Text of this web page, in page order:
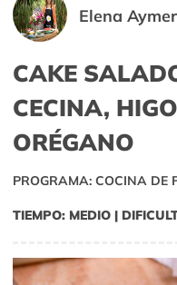
Elena
CAKE
CECINA,
ORÉGANO
PROGRAMA: COCINA DE
TIEMPO: MEDIO |